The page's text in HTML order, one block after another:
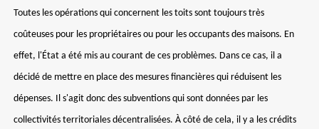
Toutes les opérations qui concernent les toits sont toujours très
coûteuses pour les propriétaires ou pour les occupants des maisons. En
effet, l'État a été mis au courant de ces problèmes. Dans ce cas, il a
décidé de mettre en place des mesures financières qui réduisent les
dépenses. Il s'agit donc des subventions qui sont données par les
collectivités territoriales décentralisées. À côté de cela, il y a les crédits